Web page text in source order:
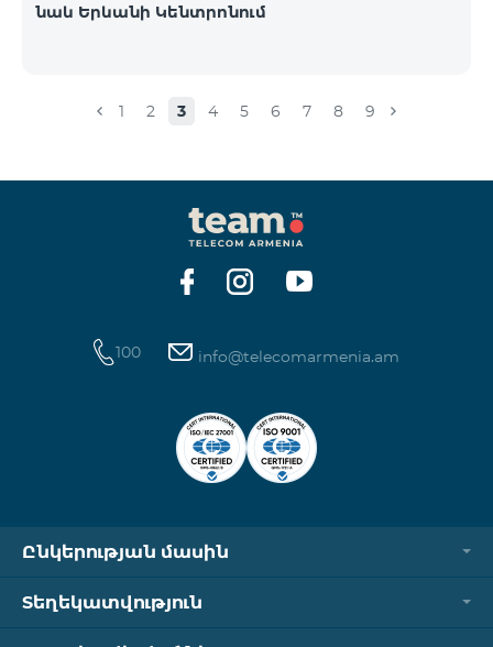
նաև Երևանի Կենտրոնում
1 2 3 4 5 6 7 8 9
100 info@telecomarmenia.am
Ընկերության մասին
Տեղեկատվություն